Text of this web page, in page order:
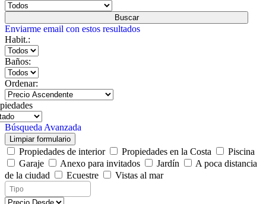
Buscar
Enviarme email con estos resultados
Habit.:
Baños:
Ordenar:
Búsqueda Avanzada
Limpiar formulario
Propiedades de interior Propiedades en la Costa
Piscina
Garaje
Anexo para invitados Jardín
A poca distancia
de la ciudad
Ecuestre Vistas al mar